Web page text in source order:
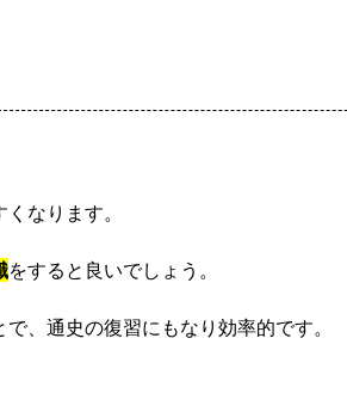
なります。
をすると良いでしょう。
、通史の復習にもなり効率的です。